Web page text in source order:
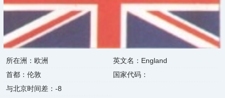
所在洲：欧洲
英文名：England
首都：伦敦
国家代码：
与北京时间差：-8